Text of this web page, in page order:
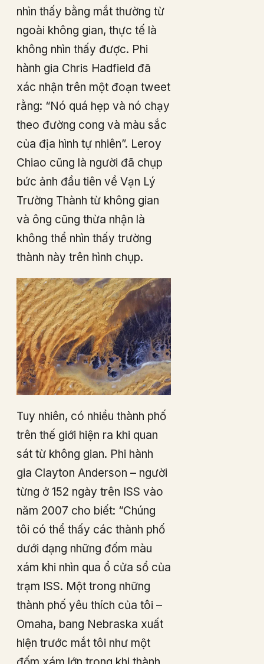
nhìn thấy bằng mắt thường từ
ngoài không gian, thực tế là
không nhìn thấy được. Phi
hành gia Chris Hadfield đã
xác nhận trên một đoạn tweet
rằng: “Nó quá hẹp và nó chạy
theo đường cong và màu sắc
của địa hình tự nhiên”. Leroy
Chiao cũng là người đã chụp
bức ảnh đầu tiên về Vạn Lý
Trường Thành từ không gian
và ông cũng thừa nhận là
không thể nhìn thấy trường
thành này trên hình chụp.
Tuy nhiên, có nhiều thành phố
trên thế giới hiện ra khi quan
sát từ không gian. Phi hành
gia Clayton Anderson – người
từng ở 152 ngày trên ISS vào
năm 2007 cho biết: “Chúng
tôi có thể thấy các thành phố
dưới dạng những đốm màu
xám khi nhìn qua ổ cửa sổ của
trạm ISS. Một trong những
thành phố yêu thích của tôi –
Omaha, bang Nebraska xuất
hiện trước mắt tôi như một